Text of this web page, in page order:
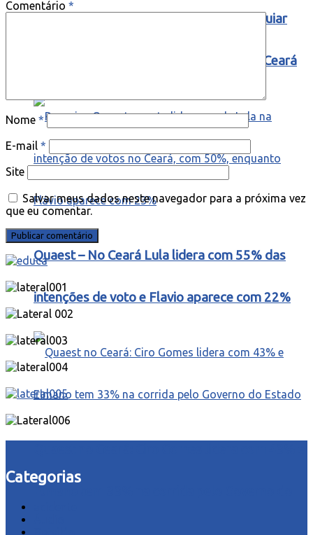
Elmano de Freitas oficializa Gabriella Aguiar
como vice em sua chapa ao Governo do Ceará
Quaest – No Ceará Lula lidera com 55% das
intenções de voto e Flavio aparece com 22%
Comentário *
Nome *
E-mail *
Site
Salvar meus dados neste navegador para a próxima vez
que eu comentar.
Categorias